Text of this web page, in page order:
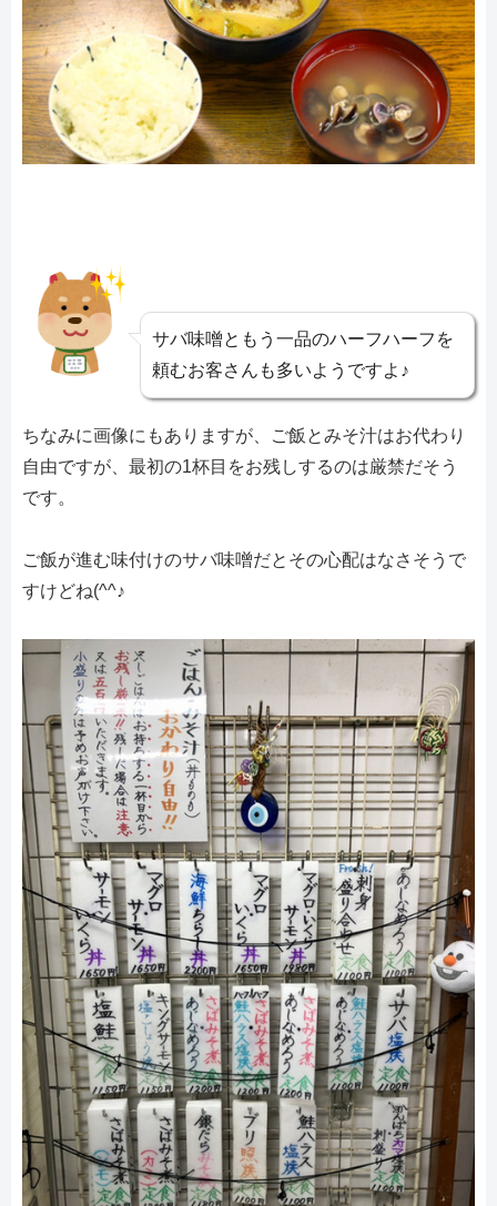
サバ味噌ともう一品のハーフハーフを
頼むお客さんも多いようですよ♪
ちなみに画像にもありますが、ご飯とみそ汁はお代わり
自由ですが、最初の1杯目をお残しするのは厳禁だそう
です。
ご飯が進む味付けのサバ味噌だとその心配はなさそうで
すけどね(^^♪